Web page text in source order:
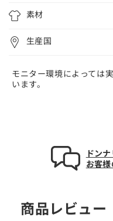
可
能
な
ン
テ
素材
生産国
モニター環境によっては
います。
ドン
お客
商品レビュー